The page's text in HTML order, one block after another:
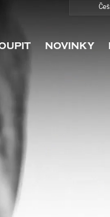
NOVINKY